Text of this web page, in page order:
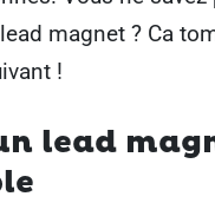
lead magnet ? Ca
!
lead